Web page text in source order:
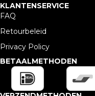
KLANTENSERVICE
FAQ
Retourbeleid
Privacy Policy
BETAALMETHODEN